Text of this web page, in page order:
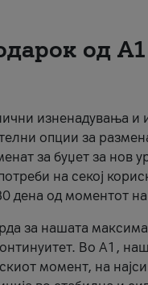
од
изненадувања
опции за
за буџет за нов
на секој
дена од моментот на
за нашата
Во А1,
момент, на